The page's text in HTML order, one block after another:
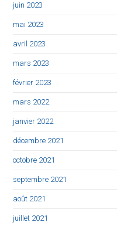
juin 2023
mai 2023
avril 2023
mars 2023
février 2023
mars 2022
janvier 2022
décembre 2021
octobre 2021
septembre 2021
août 2021
juillet 2021